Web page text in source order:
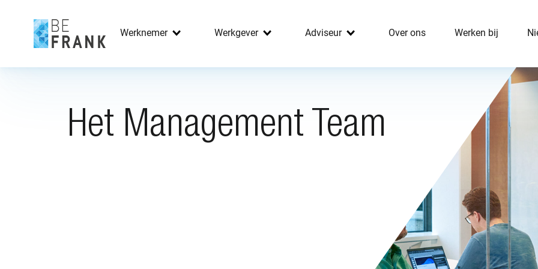
Werknemer Werkgever Adviseur Over ons Werken bij
Het Management Team